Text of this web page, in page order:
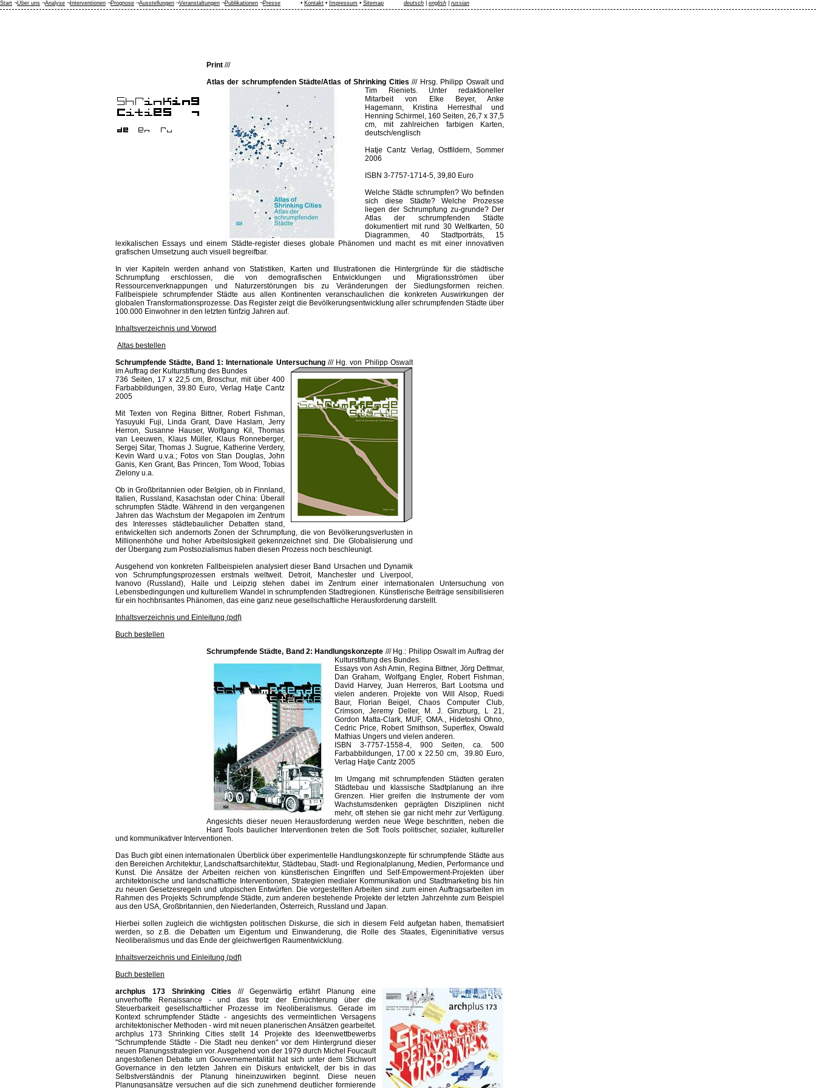
Print ///
Atlas der schrumpfenden Städte/Atlas of Shrinking Cities /// Hrsg. Philipp Oswalt und
Tim Rieniets. Unter redaktioneller
Mitarbeit von Elke Beyer, Anke
Hagemann, Kristina Herresthal und
Henning Schirmel, 160 Seiten, 26,7 x 37,5
cm, mit zahlreichen farbigen Karten,
deutsch/englisch
Hatje Cantz Verlag, Ostfildern, Sommer
2006
ISBN 3-7757-1714-5, 39,80 Euro
Welche Städte schrumpfen? Wo befinden
sich diese Städte? Welche Prozesse
liegen der Schrumpfung zu-grunde? Der
Atlas der schrumpfenden Städte
dokumentiert mit rund 30 Weltkarten, 50
Diagrammen, 40 Stadtporträts, 15
lexikalischen Essays und einem Städte-register dieses globale Phänomen und macht es mit einer innovativen
grafischen Umsetzung auch visuell begreifbar.
In vier Kapiteln werden anhand von Statistiken, Karten und Illustrationen die Hintergründe für die städtische
Schrumpfung erschlossen, die von demografischen Entwicklungen und Migrationsströmen über
Ressourcenverknappungen und Naturzerstörungen bis zu Veränderungen der Siedlungsformen reichen.
Fallbeispiele schrumpfender Städte aus allen Kontinenten veranschaulichen die konkreten Auswirkungen der
globalen Transformationsprozesse. Das Register zeigt die Bevölkerungsentwicklung aller schrumpfenden Städte über
100.000 Einwohner in den letzten fünfzig Jahren auf.
Inhaltsverzeichnis und Vorwort
Altas bestellen
Schrumpfende Städte, Band 1: Internationale Untersuchung/// Hg. von Philipp Oswalt
im Auftrag der Kulturstiftung des Bundes
736 Seiten, 17 x 22,5 cm, Broschur, mit über 400
Farbabbildungen, 39.80 Euro, Verlag Hatje Cantz
2005
Mit Texten von Regina Bittner, Robert Fishman,
Yasuyuki Fuji, Linda Grant, Dave Haslam, Jerry
Herron, Susanne Hauser, Wolfgang Kil, Thomas
van Leeuwen, Klaus Müller, Klaus Ronneberger,
Sergej Sitar, Thomas J. Sugrue, Katherine Verdery,
Kevin Ward u.v.a.; Fotos von Stan Douglas, John
Ganis, Ken Grant, Bas Princen, Tom Wood, Tobias
Zielony u.a.
Ob in Großbritannien oder Belgien, ob in Finnland,
Italien, Russland, Kasachstan oder China: Überall
schrumpfen Städte. Während in den vergangenen
Jahren das Wachstum der Megapolen im Zentrum
des Interesses städtebaulicher Debatten stand,
entwickelten sich andernorts Zonen der Schrumpfung, die von Bevölkerungsverlusten in
Millionenhöhe und hoher Arbeitslosigkeit gekennzeichnet sind. Die Globalisierung und
der Übergang zum Postsozialismus haben diesen Prozess noch beschleunigt.
Ausgehend von konkreten Fallbeispielen analysiert dieser Band Ursachen und Dynamik
von Schrumpfungsprozessen erstmals weltweit. Detroit, Manchester und Liverpool,
Ivanovo (Russland), Halle und Leipzig stehen dabei im Zentrum einer internationalen Untersuchung von
Lebensbedingungen und kulturellem Wandel in schrumpfenden Stadtregionen. Künstlerische Beiträge sensibilisieren
für ein hochbrisantes Phänomen, das eine ganz neue gesellschaftliche Herausforderung darstellt.
Inhaltsverzeichnis und Einleitung (pdf)
Buch bestellen
Schrumpfende Städte, Band 2: Handlungskonzepte /// Hg.: Philipp Oswalt im Auftrag der
Kulturstiftung des Bundes.
Essays von Ash Amin, Regina Bittner, Jörg Dettmar,
Dan Graham, Wolfgang Engler, Robert Fishman,
David Harvey, Juan Herreros, Bart Lootsma und
vielen anderen. Projekte von Will Alsop, Ruedi
Baur, Florian Beigel, Chaos Computer Club,
Crimson, Jeremy Deller, M. J. Ginzburg, L 21,
Gordon Matta-Clark, MUF, OMA., Hidetoshi Ohno,
Cedric Price, Robert Smithson, Superflex, Oswald
Mathias Ungers und vielen anderen.
ISBN 3-7757-1558-4, 900 Seiten, ca. 500
Farbabbildungen, 17.00 x 22.50 cm, 39.80 Euro,
Verlag Hatje Cantz 2005
Im Umgang mit schrumpfenden Städten geraten
Städtebau und klassische Stadtplanung an ihre
Grenzen. Hier greifen die Instrumente der vom
Wachstumsdenken geprägten Disziplinen nicht
mehr, oft stehen sie gar nicht mehr zur Verfügung.
Angesichts dieser neuen Herausforderung werden neue Wege beschritten, neben die
Hard Tools baulicher Interventionen treten die Soft Tools politischer, sozialer, kultureller
und kommunikativer Interventionen.
Das Buch gibt einen internationalen Überblick über experimentelle Handlungskonzepte für schrumpfende Städte aus
den Bereichen Architektur, Landschaftsarchitektur, Städtebau, Stadt- und Regionalplanung, Medien, Performance und
Kunst. Die Ansätze der Arbeiten reichen von künstlerischen Eingriffen und Self-Empowerment-Projekten über
architektonische und landschaftliche Interventionen, Strategien medialer Kommunikation und Stadtmarketing bis hin
zu neuen Gesetzesregeln und utopischen Entwürfen. Die vorgestellten Arbeiten sind zum einen Auftragsarbeiten im
Rahmen des Projekts Schrumpfende Städte, zum anderen bestehende Projekte der letzten Jahrzehnte zum Beispiel
aus den USA, Großbritannien, den Niederlanden, Österreich, Russland und Japan.
Hierbei sollen zugleich die wichtigsten politischen Diskurse, die sich in diesem Feld aufgetan haben, thematisiert
werden, so z.B. die Debatten um Eigentum und Einwanderung, die Rolle des Staates, Eigeninitiative versus
Neoliberalismus und das Ende der gleichwertigen Raumentwicklung.
Inhaltsverzeichnis und Einleitung (pdf)
Buch bestellen
archplus 173 Shrinking Cities ///Gegenwärtig erfährt Planung eine
unverhoffte Renaissance - und das trotz der Ernüchterung über die
Steuerbarkeit gesellschaftlicher Prozesse im Neoliberalismus. Gerade im
Kontext schrumpfender Städte - angesichts des vermeintlichen Versagens
architektonischer Methoden - wird mit neuen planerischen Ansätzen gearbeitet.
archplus 173 Shrinking Cities stellt 14 Projekte des Ideenwettbewerbs
"Schrumpfende Städte - Die Stadt neu denken" vor dem Hintergrund dieser
neuen Planungsstrategien vor. Ausgehend von der 1979 durch Michel Foucault
angestoßenen Debatte um Gouvernementalität hat sich unter dem Stichwort
Governance in den letzten Jahren ein Diskurs entwickelt, der bis in das
Selbstverständnis der Planung hineinzuwirken beginnt. Diese neuen
Planungsansätze versuchen auf die sich zunehmend deutlicher formierende
Start ¬Über uns ¬Analyse ¬ Interventionen ¬Prognose ¬Ausstellungen ¬Veranstaltungen ¬Publikationen ¬Presse • Kontakt • Impressum • Sitemap deutsch english russian